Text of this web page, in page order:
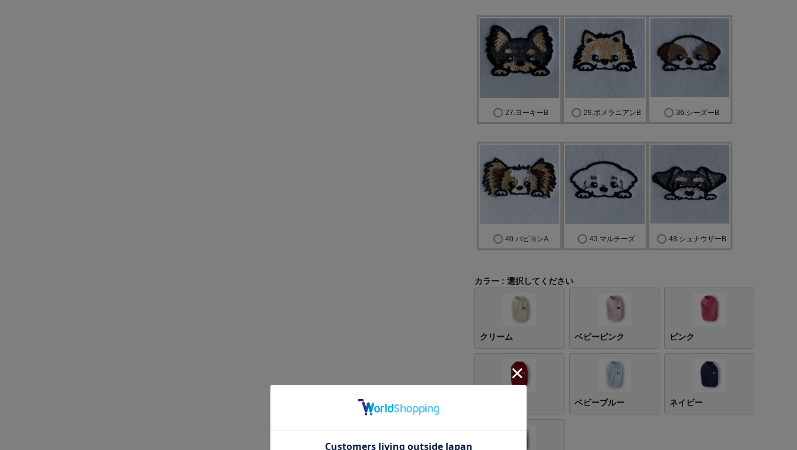
27.ヨーキーB 29.ポメラニアンB 36.シーズーB
40.パピヨンA 43.マルチーズ 48.シュナウザーB
カラー 選択してください
クリーム ベビーピンク ピンク
ベビーブルー ネイビー